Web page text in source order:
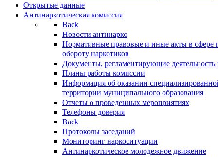
Открытые данные
Антинаркотическая комиссия
Back
Новости антинарко
Нормативные правовые и иные акты в сфере
обороту наркотиков
Документы, регламентирующие деятельность
Планы работы комиссии
Информация об оказании
территории муниципального образования
Отчеты о проведенных мероприятиях
Телефоны доверия
Back
Протоколы заседаний
Мониторинг наркоситуации
Антинаркотическое молодежное движение